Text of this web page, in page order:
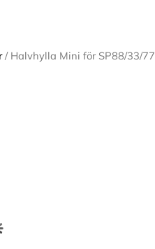
/ Halvhylla Mini för SP88/33/77